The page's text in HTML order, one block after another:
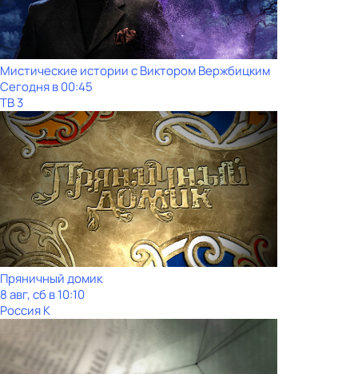
Мистические истории с Виктoром Bержбицким
Сегодня в 00:45
ТВ 3
Пряничный домик
8 авг, сб в 10:10
Россия К